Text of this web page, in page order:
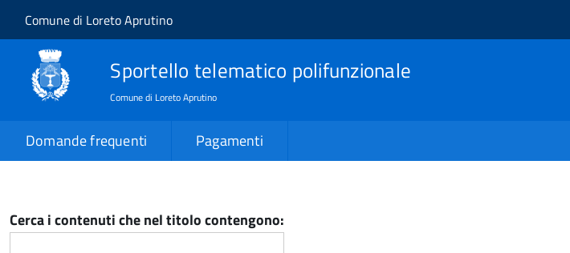
Salta al contenuto principale
Skip to site navigation
Comune di Loreto Aprutino
Sportello telematico polifunzionale
Comune di Loreto Aprutino
Domande frequenti Pagamenti
Cerca i contenuti che nel titolo contengono: